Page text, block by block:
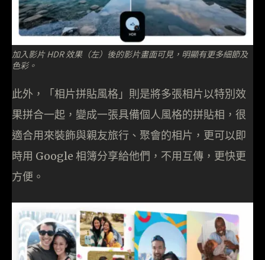
加入影片 HDR 效果（左）後的影片畫面可見，明顯有更多細節及
色彩。
此外，「相片拼貼風格」則是將多張相片以特別效
果拼合一起，變成一張具備個人風格的拼貼相，很
適合用來裝飾與親友旅行、聚會的相片，更可以即
時用 Google 相簿分享給他們，不用互傳，更快更
方便。